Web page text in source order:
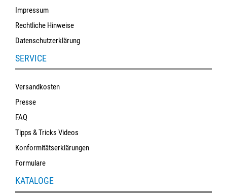
Impressum
Rechtliche Hinweise
Datenschutzerklärung
SERVICE
Versandkosten
Presse
FAQ
Tipps & Tricks Videos
Konformitätserklärungen
Formulare
KATALOGE